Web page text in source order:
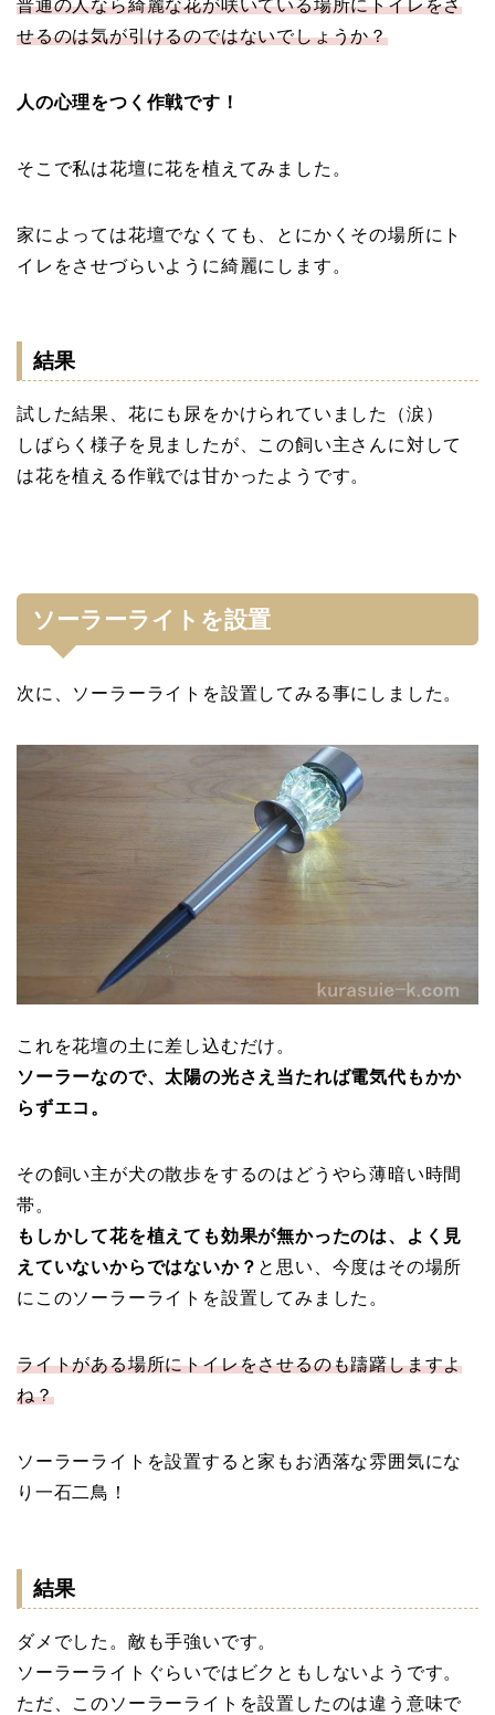
普通の人なら綺麗な花が咲いている場所にトイレをさ
せるのは気が引けるのではないでしょうか？
人の心理をつく作戦です！
そこで私は花壇に花を植えてみました。
家によっては花壇でなくても、とにかくその場所にト
イレをさせづらいように綺麗にします。
結果
試した結果、花にも尿をかけられていました（涙）
しばらく様子を見ましたが、この飼い主さんに対して
は花を植える作戦では甘かったようです。
ソーラーライトを設置
次に、ソーラーライトを設置してみる事にしました。
これを花壇の土に差し込むだけ。
ソーラーなので、太陽の光さえ当たれば電気代もかか
らずエコ。
その飼い主が犬の散歩をするのはどうやら薄暗い時間
帯。
もしかして花を植えても効果が無かったのは、よく見
えていないからではないか？ と思い、今度はその場所
にこのソーラーライトを設置してみました。
ライトがある場所にトイレをさせるのも躊躇しますよ
ね？
ソーラーライトを設置すると家もお洒落な雰囲気にな
り一石二鳥！
結果
ダメでした。敵も手強いです。
ソーラーライトぐらいではビクともしないようです。
ただ、このソーラーライトを設置したのは違う意味で